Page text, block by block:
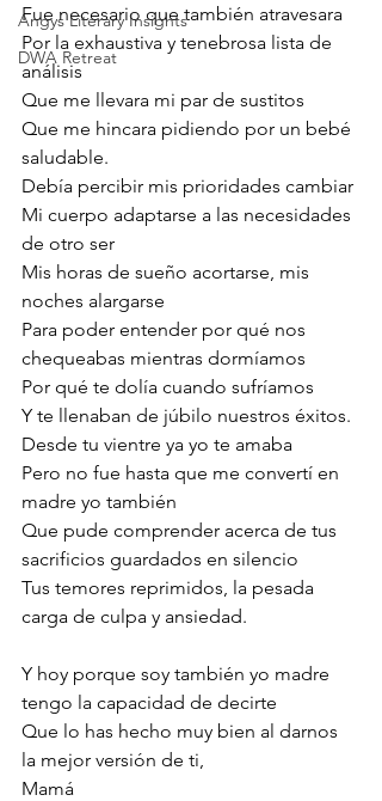
Angys Literary Insights
DWA Retreat
Fue necesario que también atravesara
Por la exhaustiva y tenebrosa lista de
análisis
Que me llevara mi par de sustitos
Que me hincara pidiendo por un bebé
saludable.
Debía percibir mis prioridades cambiar
Mi cuerpo adaptarse a las necesidades
de otro ser
Mis horas de sueño acortarse, mis
noches alargarse
Para poder entender por qué nos
chequeabas mientras dormíamos
Por qué te dolía cuando sufríamos
Y te llenaban de júbilo nuestros éxitos.
Desde tu vientre ya yo te amaba
Pero no fue hasta que me convertí en
madre yo también
Que pude comprender acerca de tus
sacrificios guardados en silencio
Tus temores reprimidos, la pesada
carga de culpa y ansiedad.
Y hoy porque soy también yo madre
tengo la capacidad de decirte
Que lo has hecho muy bien al darnos
la mejor versión de ti,
Mamá